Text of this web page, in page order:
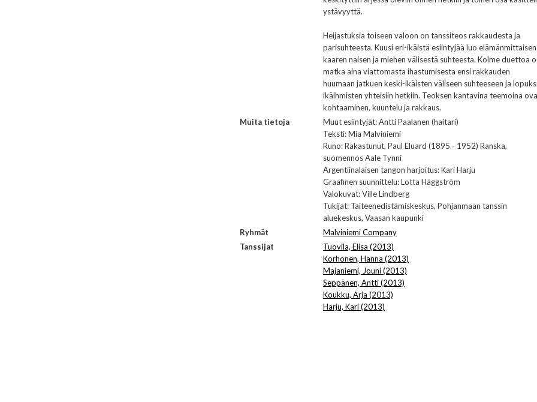
ystävyyttä.
Heijastuksia toiseen valoon on tanssiteos rakkaudesta ja
parisuhteesta. Kuusi eri-ikäistä esiintyjää luo elämänmittaisen
kaaren naisen ja miehen välisestä suhteesta. Kolme duettoa
matka aina viattomasta ihastumisesta ensi rakkauden
huumaan jatkuen keski-ikäisten väliseen suhteeseen ja
ikäihmisten yhteisiin hetkiin. Teoksen kantavina teemoina
kohtaaminen, kuuntelu ja rakkaus.
Muita tietoja
Muut esiintyjät: Antti Paalanen (haitari)
Teksti: Mia Malviniemi
Runo: Rakastunut, Paul Eluard (1895 - 1952) Ranska,
suomennos Aale Tynni
Argentiinalaisen tangon harjoitus: Kari Harju
Graafinen suunnittelu: Lotta Häggström
Valokuvat: Ville Lindberg
Tukijat: Taiteenedistämiskeskus, Pohjanmaan tanssin
aluekeskus, Vaasan kaupunki
Ryhmät
Malviniemi Company
Tanssijat
Tuovila, Elisa (2013)
Korhonen, Hanna (2013)
Majaniemi, Jouni (2013)
Seppänen, Antti (2013)
Koukku, Arja (2013)
Harju, Kari (2013)